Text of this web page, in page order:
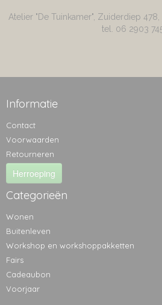
Atelier "De Tuinkamer", Zuiderdiep 478,
tel. 06 2903
Informatie
Contact
Voorwaarden
Retourneren
Herroeping
Categorieën
Wonen
Buitenleven
Workshop en workshoppakketten
Fairs
Cadeaubon
Voorjaar